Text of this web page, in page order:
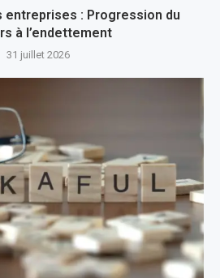
entreprises : Progression du
à l’endettement
31 juillet 2026